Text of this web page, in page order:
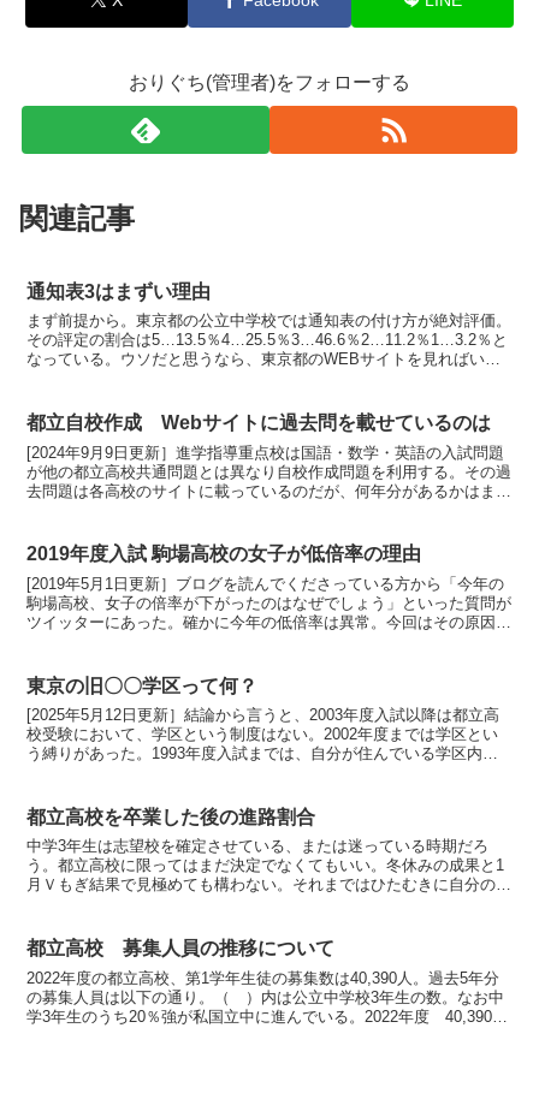
おりぐち(管理者)をフォローする
関連記事
通知表3はまずい理由
まず前提から。東京都の公立中学校では通知表の付け方が絶対評価。
その評定の割合は5…13.5％4…25.5％3…46.6％2…11.2％1…3.2％と
なっている。ウソだと思うなら、東京都のWEBサイトを見ればい
都立自校作成 Webサイトに過去問を載せているのは
[2024年9月9日更新］進学指導重点校は国語・数学・英語の入試問題
が他の都立高校共通問題とは異なり自校作成問題を利用する。その過
去問題は各高校のサイトに載っているのだが、何年分があるかはまち
2019年度入試 駒場高校の女子が低倍率の理由
[2019年5月1日更新］ブログを読んでくださっている方から「今年の
駒場高校、女子の倍率が下がったのはなぜでしょう」といった質問が
ツイッターにあった。確かに今年の低倍率は異常。今回はその原因を
東京の旧〇〇学区って何？
[2025年5月12日更新］結論から言うと、2003年度入試以降は都立高
校受験において、学区という制度はない。2002年度までは学区とい
う縛りがあった。1993年度入試までは、自分が住んでいる学区内の
都立高校を卒業した後の進路割合
中学3年生は志望校を確定させている、または迷っている時期だろ
う。都立高校に限ってはまだ決定でなくてもいい。冬休みの成果と1
月Ｖもぎ結果で見極めても構わない。それまではひたむきに自分のや
都立高校 募集人員の推移について
2022年度の都立高校、第1学年生徒の募集数は40,390人。過去5年分
の募集人員は以下の通り。（ ）内は公立中学校3年生の数。なお中
学3年生のうち20％強が私国立中に進んでいる。2022年度 40,390人